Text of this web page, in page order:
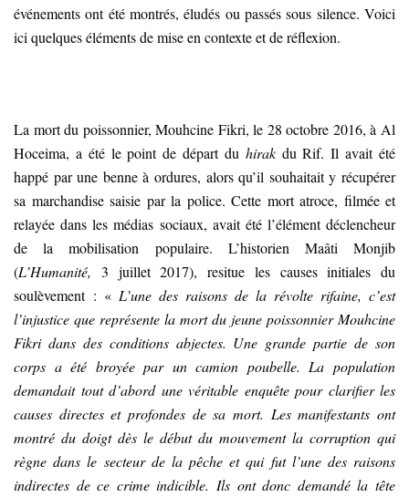
événements ont été montrés, éludés ou passés sous silence. Voici
ici quelques éléments de mise en contexte et de réflexion.
La mort du poissonnier, Mouhcine Fikri, le 28 octobre 2016, à Al
Hoceima, a été le point de départ du hirakdu Rif. Il avait été
happé par une benne à ordures, alors qu’il souhaitait y récupérer
sa marchandise saisie par la police. Cette mort atroce, filmée et
relayée dans les médias sociaux, avait été l’élément déclencheur
de la mobilisation populaire. L’historien Maâti Monjib
(L’Humanité, 3 juillet 2017), resitue les causes initiales du
soulèvement : « L’une des raisons de la révolte rifaine, c’est
l’injustice que représente la mort du jeune poissonnier Mouhcine
Fikri dans des conditions abjectes. Une grande partie de son
corps a été broyée par un camion poubelle. La population
demandait tout d’abord une véritable enquête pour clarifier les
causes directes et profondes de sa mort. Les manifestants ont
montré du doigt dès le début du mouvement la corruption qui
règne dans le secteur de la pêche et qui fut l’une des raisons
indirectes de ce crime indicible. Ils ont donc demandé la tête